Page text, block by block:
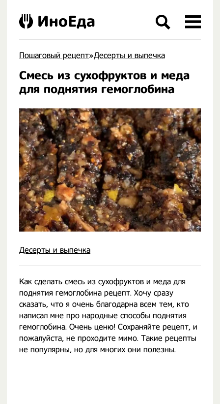
Пошаговый рецепт»Десерты и выпечка
Смесь из сухофруктов и меда
для поднятия гемоглобина
Десерты и выпечка
Как сделать смесь из сухофруктов и меда для
поднятия гемоглобина рецепт. Хочу сразу
сказать, что я очень благодарна всем тем, кто
написал мне про народные способы поднятия
гемоглобина. Очень ценю! Сохраняйте рецепт, и
пожалуйста, не проходите мимо. Такие рецепты
не популярны, но для многих они полезны.
ИноЕда